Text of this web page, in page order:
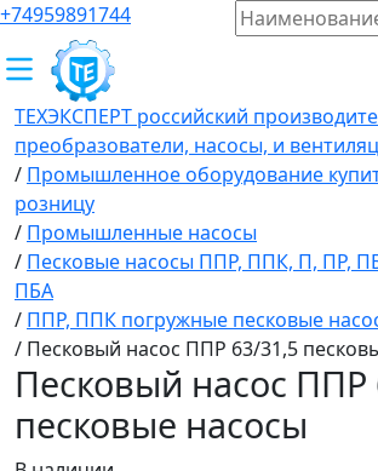
+74959891744
ТЕХЭКСПЕРТ российский
преобразователи, насосы, и
/ Промышленное оборудование
розницу
/ Промышленные насосы
/ Песковые насосы ППР, ППК, П, ПР,
ПБА
/ ППР, ППК погружные песковые
/ Песковый насос ППР 63/31,5
Песковый насос ППР
песковые насосы